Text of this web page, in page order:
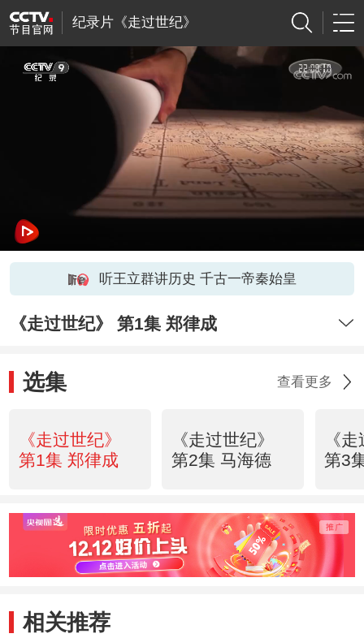
纪录片《走过世纪》
听王立群讲历史 千古一帝秦始皇
《走过世纪》 第1集 郑律成
选集 查看更多
《走过世纪》
第1集 郑律成
《走过世纪》
第2集 马海德
《
第3
相关推荐